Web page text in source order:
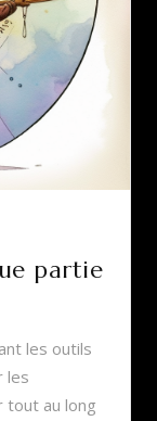
partie
les outils
les
tout au long